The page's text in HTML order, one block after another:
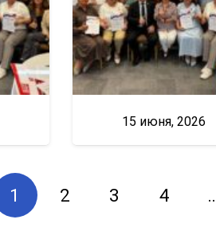
15 июня, 2026
1 2 3 4